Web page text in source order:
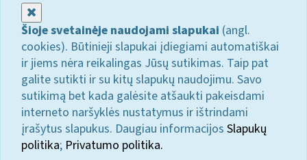
Šioje svetainėje naudojami slapukai (angl.
cookies). Būtinieji slapukai įdiegiami automatiškai
ir jiems nėra reikalingas Jūsų sutikimas. Taip pat
galite sutikti ir su kitų slapukų naudojimu. Savo
sutikimą bet kada galėsite atšaukti pakeisdami
interneto naršyklės nustatymus ir ištrindami
įrašytus slapukus. Daugiau informacijos Slapukų
politika; Privatumo politika.